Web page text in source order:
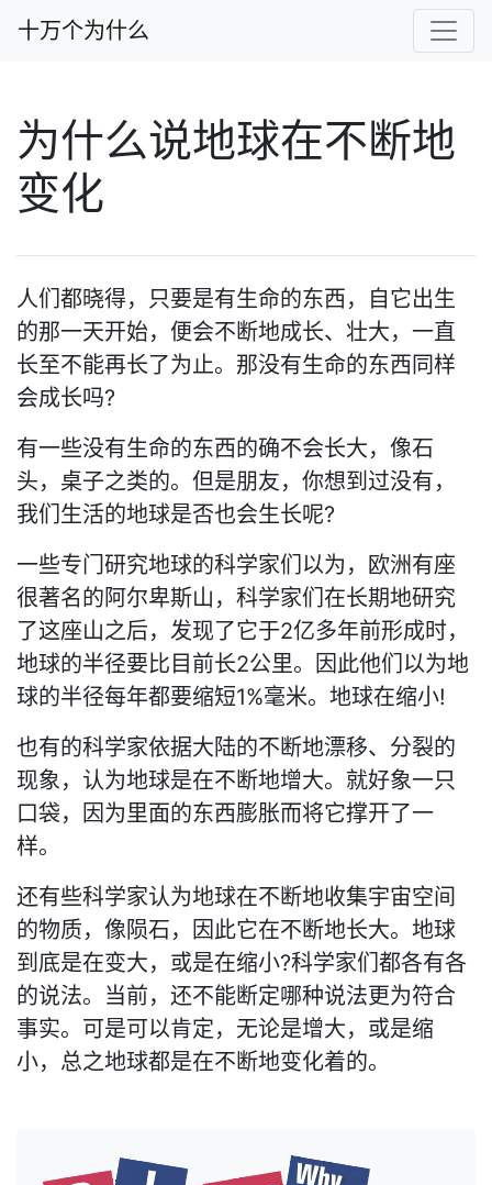
十万个为什么
为什么说地球在不断地
变化
人们都晓得，只要是有生命的东西，自它出生
的那一天开始，便会不断地成长、壮大，一直
长至不能再长了为止。那没有生命的东西同样
会成长吗?
有一些没有生命的东西的确不会长大，像石
头，桌子之类的。但是朋友，你想到过没有，
我们生活的地球是否也会生长呢?
一些专门研究地球的科学家们以为，欧洲有座
很著名的阿尔卑斯山，科学家们在长期地研究
了这座山之后，发现了它于2亿多年前形成时，
地球的半径要比目前长2公里。因此他们以为地
球的半径每年都要缩短1%毫米。地球在缩小!
也有的科学家依据大陆的不断地漂移、分裂的
现象，认为地球是在不断地增大。就好象一只
口袋，因为里面的东西膨胀而将它撑开了一
样。
还有些科学家认为地球在不断地收集宇宙空间
的物质，像陨石，因此它在不断地长大。地球
到底是在变大，或是在缩小?科学家们都各有各
的说法。当前，还不能断定哪种说法更为符合
事实。可是可以肯定，无论是增大，或是缩
小，总之地球都是在不断地变化着的。